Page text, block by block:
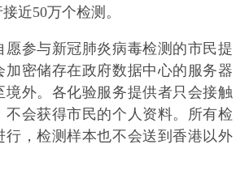
近50万个检测。
愿参与新冠肺炎病毒检测的市民提
加密储存在政府数据中心的服务器
境外。各化验服务提供者只会接触
不会获得市民的个人资料。所有检
行，检测样本也不会送到香港以外